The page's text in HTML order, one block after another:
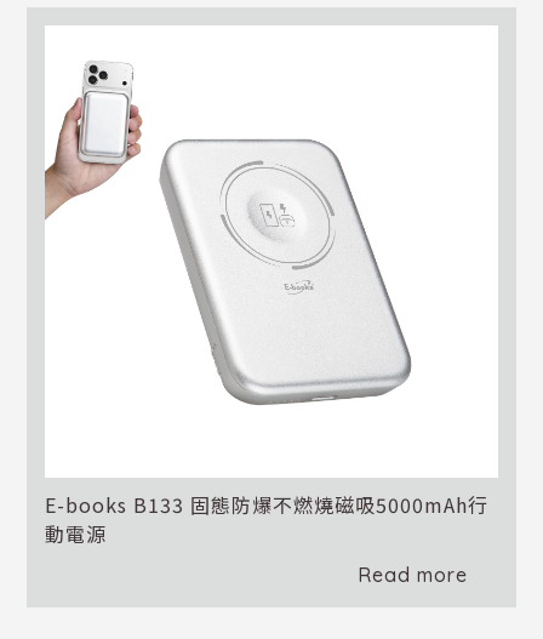
E-books B133 固態防爆不燃燒磁吸5000mAh行
動電源
Read more